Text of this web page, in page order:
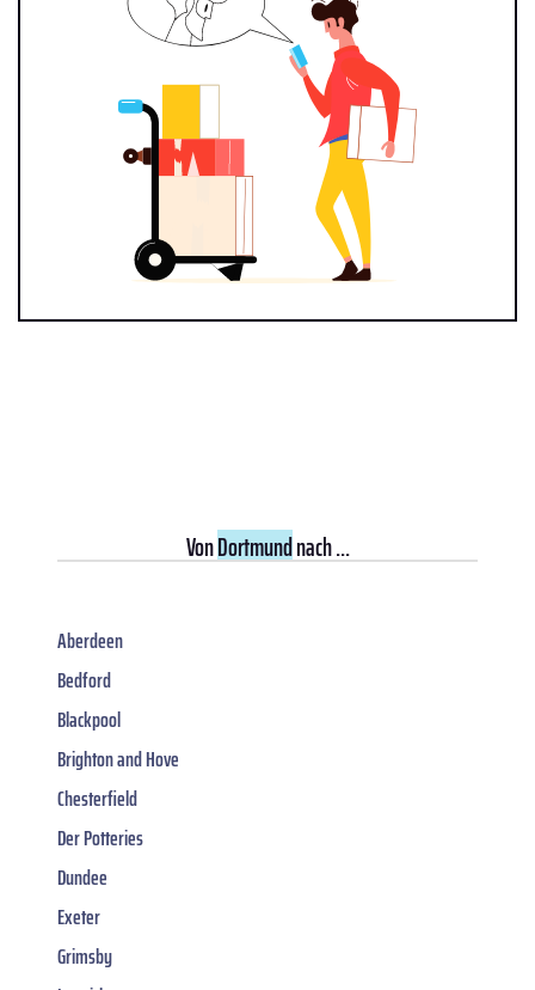
VonDortmundnach ...
Aberdeen
Bedford
Blackpool
Brighton and Hove
Chesterfield
Der Potteries
Dundee
Exeter
Grimsby